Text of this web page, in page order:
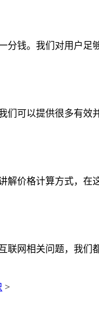
钱。我们对用户足
们可以提供很多有
解价格计算方式，
联网相关问题，我
>